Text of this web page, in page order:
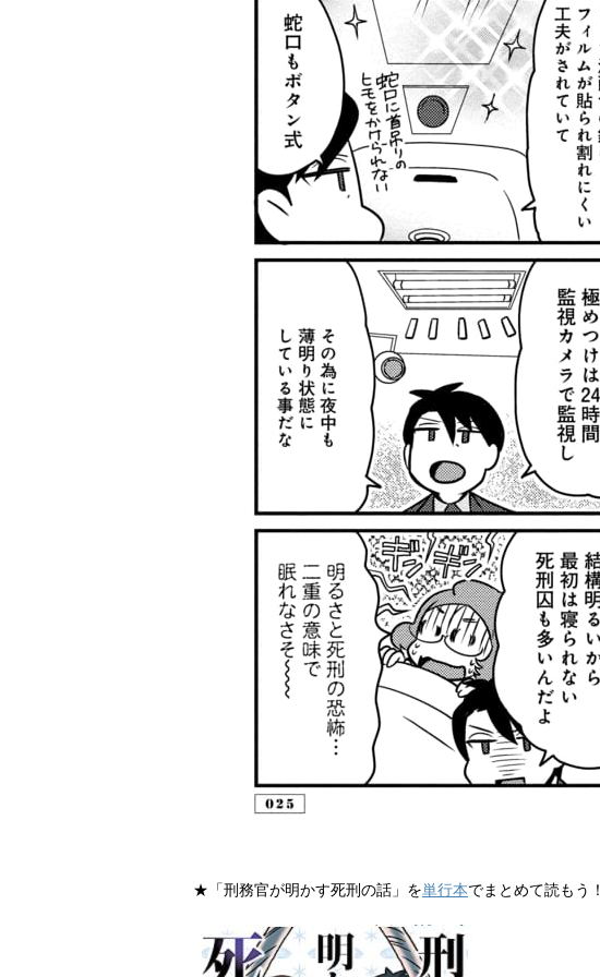
★「刑務官が明かす死刑の話」を単行本でまとめて読もう！